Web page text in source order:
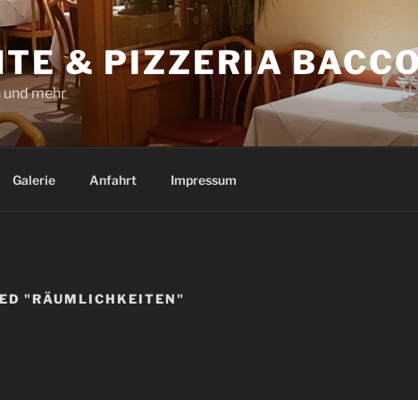
& PIZZERIA
mehr
Galerie Anfahrt Impressum
"RÄUMLICHKEITEN"